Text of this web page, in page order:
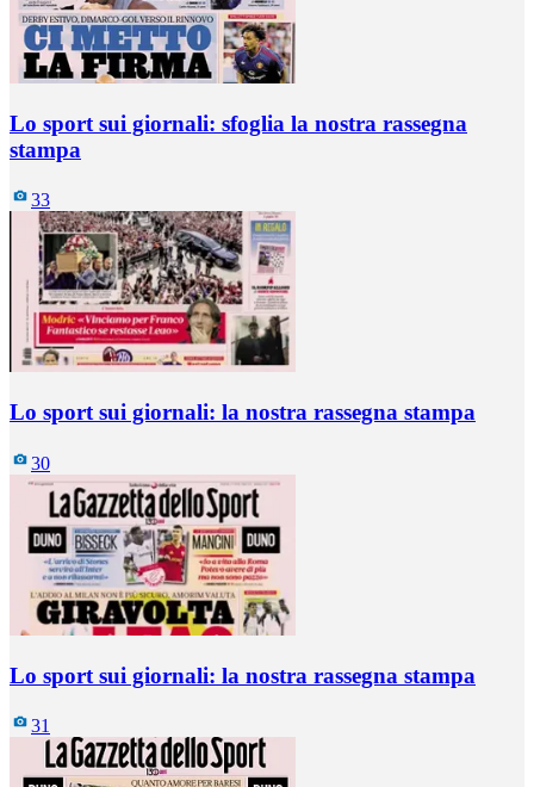
Lo sport sui giornali: sfoglia la nostra rassegna
stampa
33
Lo sport sui giornali: la nostra rassegna stampa
30
Lo sport sui giornali: la nostra rassegna stampa
31